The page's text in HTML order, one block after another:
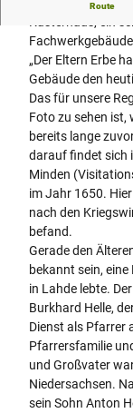
Route
„Der Eltern Erbe
Gebäude den
Das für unsere
Foto zu sehen ist,
bereits lange
darauf findet sich
Minden
im Jahr 1650.
nach den
befand.
Gerade den
bekannt sein,
in Lahde lebte.
Burkhard Helle,
Dienst als Pfarrer
Pfarrersfamilie
und Großvater
Niedersachsen.
sein Sohn Anton